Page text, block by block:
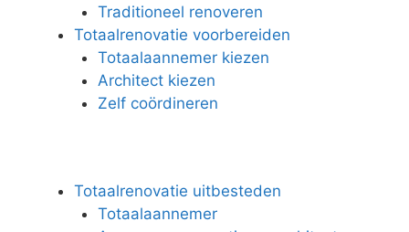
Traditioneel renoveren
Totaalrenovatie voorbereiden
Totaalaannemer kiezen
Architect kiezen
Zelf coördineren
Totaalrenovatie uitbesteden
Totaalaannemer